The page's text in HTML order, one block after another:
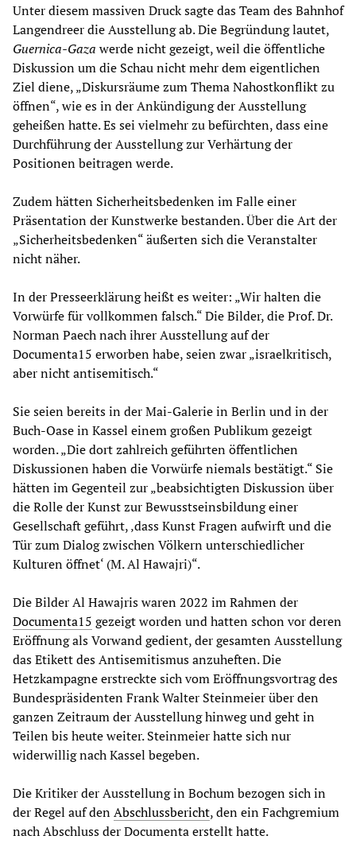
Unter diesem massiven Druck sagte das Team des Bahnhof
Langendreer die Ausstellung ab. Die Begründung lautet,
Guernica-Gaza werde nicht gezeigt, weil die öffentliche
Diskussion um die Schau nicht mehr dem eigentlichen
Ziel diene, „Diskursräume zum Thema Nahostkonflikt zu
öffnen“, wie es in der Ankündigung der Ausstellung
geheißen hatte. Es sei vielmehr zu befürchten, dass eine
Durchführung der Ausstellung zur Verhärtung der
Positionen beitragen werde.
Zudem hätten Sicherheitsbedenken im Falle einer
Präsentation der Kunstwerke bestanden. Über die Art der
„Sicherheitsbedenken“ äußerten sich die Veranstalter
nicht näher.
In der Presseerklärung heißt es weiter: „Wir halten die
Vorwürfe für vollkommen falsch.“ Die Bilder, die Prof. Dr.
Norman Paech nach ihrer Ausstellung auf der
Documenta15 erworben habe, seien zwar „israelkritisch,
aber nicht antisemitisch.“
Sie seien bereits in der Mai-Galerie in Berlin und in der
Buch-Oase in Kassel einem großen Publikum gezeigt
worden. „Die dort zahlreich geführten öffentlichen
Diskussionen haben die Vorwürfe niemals bestätigt.“ Sie
hätten im Gegenteil zur „beabsichtigten Diskussion über
die Rolle der Kunst zur Bewusstseinsbildung einer
Gesellschaft geführt, ‚dass Kunst Fragen aufwirft und die
Tür zum Dialog zwischen Völkern unterschiedlicher
Kulturen öffnet‘ (M. Al Hawajri)“.
Die Bilder Al Hawajris waren 2022 im Rahmen der
Documenta15 gezeigt worden und hatten schon vor deren
Eröffnung als Vorwand gedient, der gesamten Ausstellung
das Etikett des Antisemitismus anzuheften. Die
Hetzkampagne erstreckte sich vom Eröffnungsvortrag des
Bundespräsidenten Frank Walter Steinmeier über den
ganzen Zeitraum der Ausstellung hinweg und geht in
Teilen bis heute weiter. Steinmeier hatte sich nur
widerwillig nach Kassel begeben.
Die Kritiker der Ausstellung in Bochum bezogen sich in
der Regel auf denAbschlussbericht, den ein Fachgremium
nach Abschluss der Documenta erstellt hatte.